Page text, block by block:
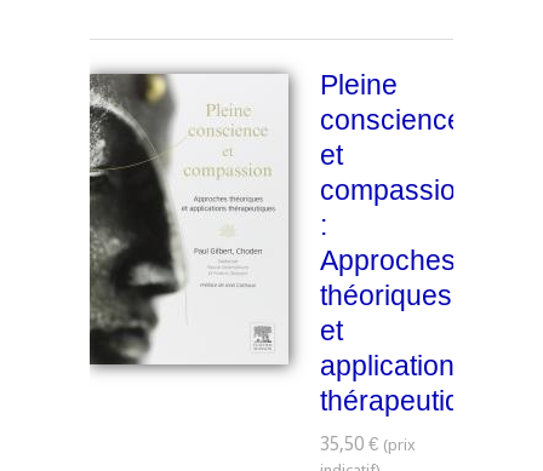
Pleine
conscience
et
compassion
:
Approches
théoriques
et
applications
thérapeutiques
35,50 €